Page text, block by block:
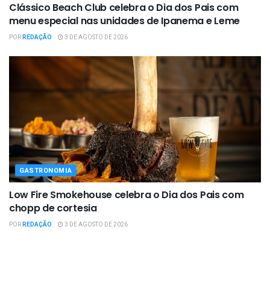
Clássico Beach Club celebra o Dia dos Pais com
menu especial nas unidades de Ipanema e Leme
PORREDAÇÃO 3 DE AGOSTO DE 2026
GASTRONOMIA
Low Fire Smokehouse celebra o Dia dos Pais com
chopp de cortesia
PORREDAÇÃO 3 DE AGOSTO DE 2026